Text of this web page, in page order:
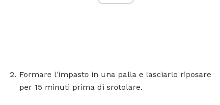
Formare l'impasto in una palla e lasciarlo riposare
per 15 minuti prima di srotolare.